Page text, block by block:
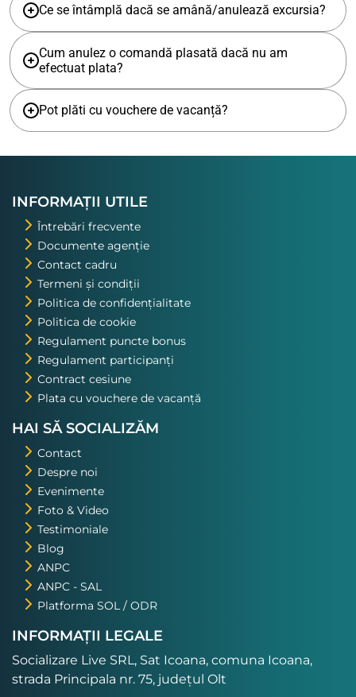
Ce se întâmplă dacă se amână/anulează excursia?
Cum anulez o comandă plasată dacă nu am
efectuat plata?
Pot plăti cu vouchere de vacanță?
INFORMAȚII UTILE
Întrebări frecvente
Documente agenție
Contact cadru
Termeni și condiții
Politica de confidențialitate
Politica de cookie
Regulament puncte bonus
Regulament participanți
Contract cesiune
Plata cu vouchere de vacanță
HAI SĂ SOCIALIZĂM
Contact
Despre noi
Evenimente
Foto & Video
Testimoniale
Blog
ANPC
ANPC - SAL
Platforma SOL / ODR
INFORMAȚII LEGALE
Socializare Live SRL, Sat Icoana, comuna Icoana,
strada Principala nr. 75, județul Olt